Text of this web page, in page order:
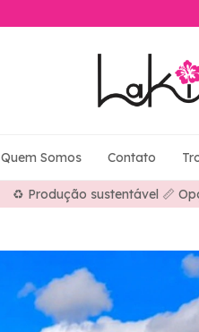
⭐ Mais de 30 anos
Quem Somos Contato